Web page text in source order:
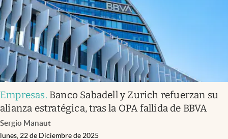
Empresas. Banco Sabadell y Zurich refuerzan su
alianza estratégica, tras la OPA fallida de BBVA
Sergio Manaut
lunes, 22 de Diciembre de 2025